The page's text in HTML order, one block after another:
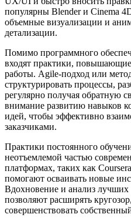
популярны Blender и Cinema
объемные визуализации и
детализации.
Помимо программного
входят практики, повышающие
работы. Agile-подход или
структурировать процессы,
регулярно получая обратную
внимание развитию навыков
идей, чтобы эффективно
заказчиками.
Практики постоянного
неотъемлемой частью
платформах, таких как
помогают осваивать новые
Вдохновение и анализ лучших
позволяют расширять
совершенствовать